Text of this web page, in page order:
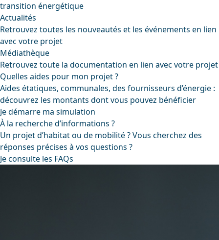
transition énergétique
Actualités
Retrouvez toutes les nouveautés et les événements en lien
avec votre projet
Médiathèque
Retrouvez toute la documentation en lien avec votre projet
Quelles aides pour mon projet ?
Aides étatiques, communales, des fournisseurs d’énergie :
découvrez les montants dont vous pouvez bénéficier
Je démarre ma simulation
À la recherche d’informations ?
Un projet d’habitat ou de mobilité ? Vous cherchez des
réponses précises à vos questions ?
Je consulte les FAQs